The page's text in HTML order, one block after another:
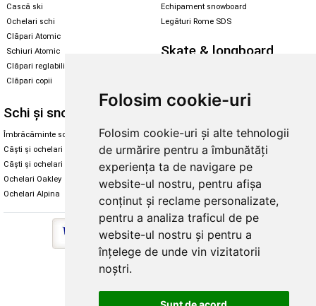
Folosim cookie-uri
Folosim cookie-uri și alte tehnologii
de urmărire pentru a îmbunătăți
experiența ta de navigare pe
website-ul nostru, pentru afișa
conținut și reclame personalizate,
pentru a analiza traficul de pe
website-ul nostru și pentru a
înțelege de unde vin vizitatorii
noștri.
Cască ski
Ochelari schi
Clăpari Atomic
Schiuri Atomic
Clăpari reglabili
Clăpari copii
Echipament snowboard
Legături Rome SDS
Skate & longboard
Schi și snowboard
Îmbrăcăminte schi și snowboard
Căști și ochelari de iarnă
Căști și ochelari Alpina
Ochelari Oakley
Ochelari Alpina
Cum aleg rolele
Cum aleg ochelarii
Ochelari de soare Oakley
Ochelari de soare Alpina
Intretinere manusi
Copyright © 2026 Skates.ro | SC Zmart Skating SRL